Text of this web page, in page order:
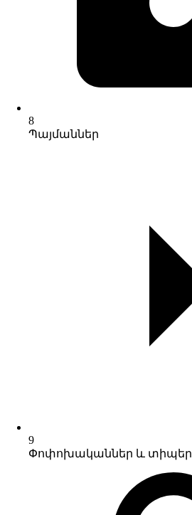
8
Պայմաններ
9
Փոփոխականներ և տիպեր